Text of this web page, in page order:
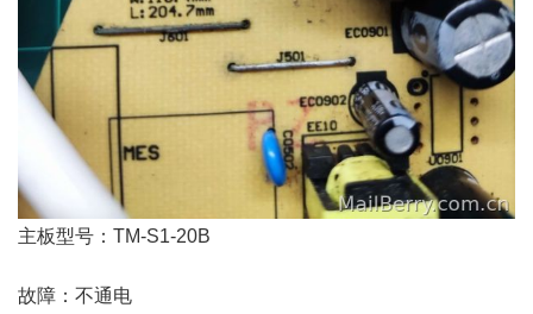
主板型号：TM-S1-20B
故障：不通电